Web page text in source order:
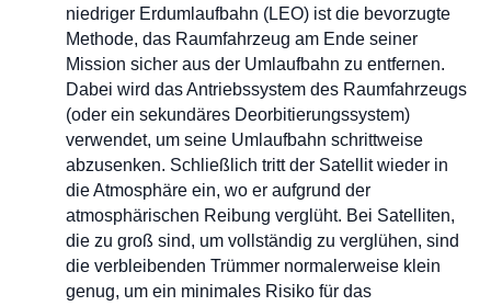
niedriger Erdumlaufbahn (LEO) ist die bevorzugte
Methode, das Raumfahrzeug am Ende seiner
Mission sicher aus der Umlaufbahn zu entfernen.
Dabei wird das Antriebssystem des Raumfahrzeugs
(oder ein sekundäres Deorbitierungssystem)
verwendet, um seine Umlaufbahn schrittweise
abzusenken. Schließlich tritt der Satellit wieder in
die Atmosphäre ein, wo er aufgrund der
atmosphärischen Reibung verglüht. Bei Satelliten,
die zu groß sind, um vollständig zu verglühen, sind
die verbleibenden Trümmer normalerweise klein
genug, um ein minimales Risiko für das